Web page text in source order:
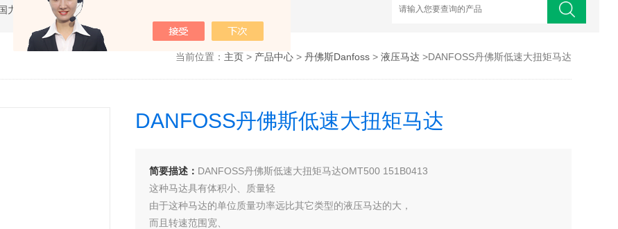
当前位置： 主页> 产品中心> 丹佛斯Danfoss> 液压马达 >DANFOSS丹佛斯低速大扭矩马达
DANFOSS丹佛斯低速大扭矩马达
简要描述： DANFOSS丹佛斯低速大扭矩马达OMT500 151B0413
这种马达具有体积小、质量轻
由于这种马达的单位质量功率远比其它类型的液压马达的大，
而且转速范围宽、